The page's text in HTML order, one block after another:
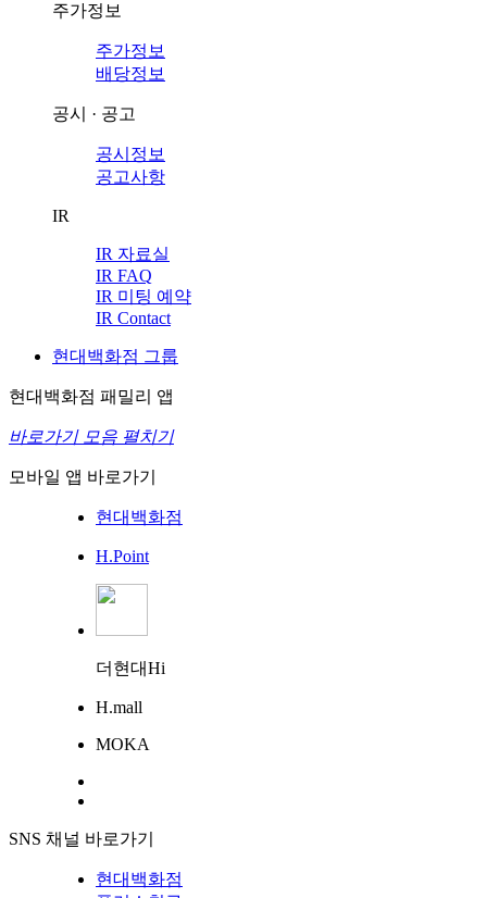
주가정보
주가정보
배당정보
공시 · 공고
공시정보
공고사항
IR
IR 자료실
IR FAQ
IR 미팅 예약
IR Contact
현대백화점 그룹
현대백화점 패밀리 앱
바로가기 모음 펼치기
모바일 앱 바로가기
현대백화점
H.Point
더현대Hi
H.mall
MOKA
SNS 채널 바로가기
현대백화점